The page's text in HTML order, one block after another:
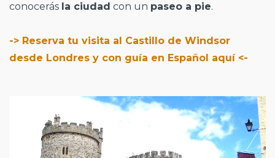
conocerás la ciudad con un paseo a pie.
-> Reserva tu visita al Castillo de Windsor
desde Londres y con guía en Español aquí <-